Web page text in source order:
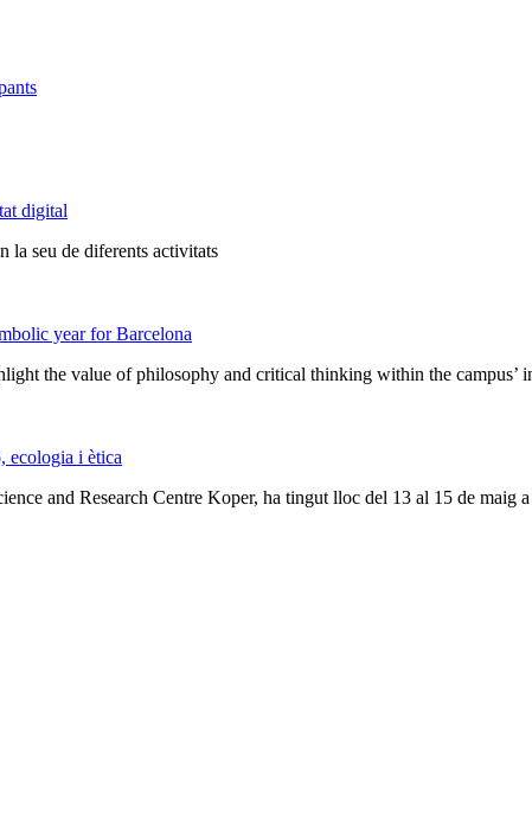
digital
la seu de diferents activitats
year for Barcelona
the value of philosophy and critical thinking within the campus’
ecologia i ètica
and Research Centre Koper, ha tingut lloc del 13 al 15 de maig